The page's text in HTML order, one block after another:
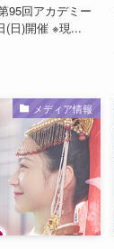
95回アカデミー
(日)開催 ※現...
メディア情報